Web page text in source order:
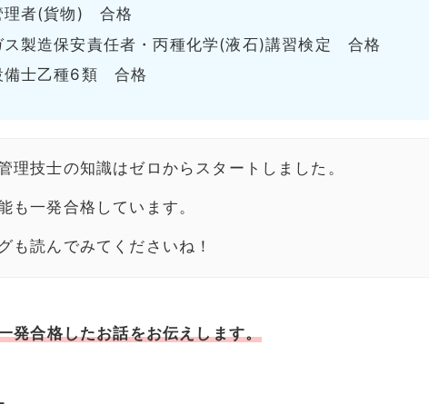
理者(貨物) 合格
製造保安責任者・丙種化学(液石)講習検定 合格
備士乙種6類 合格
理技士の知識はゼロからスタートしました。
も一発合格しています。
も読んでみてくださいね！
発合格したお話をお伝えします。